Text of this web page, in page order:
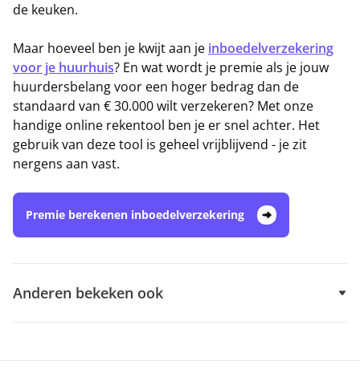
de keuken.
Maar hoeveel ben je kwijt aan je inboedelverzekering
voor je huurhuis? En wat wordt je premie als je jouw
huurdersbelang voor een hoger bedrag dan de
standaard van € 30.000 wilt verzekeren? Met onze
handige online rekentool ben je er snel achter. Het
gebruik van deze tool is geheel vrijblijvend - je zit
nergens aan vast.
Premie berekenen inboedelverzekering
Anderen bekeken ook